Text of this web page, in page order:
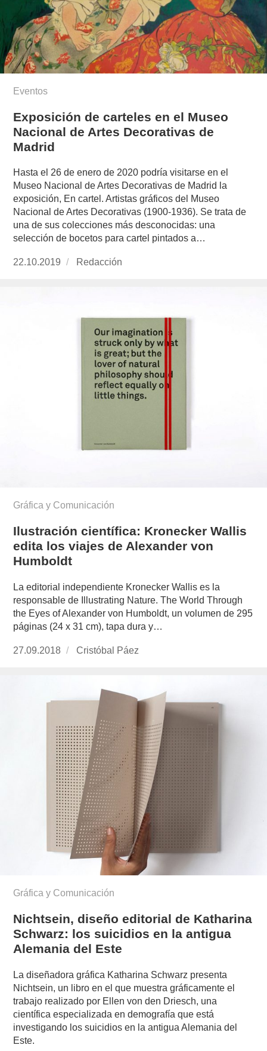
Eventos
Exposición de carteles en el Museo
Nacional de Artes Decorativas de
Madrid
Hasta el 26 de enero de 2020 podría visitarse en el
Museo Nacional de Artes Decorativas de Madrid la
exposición, En cartel. Artistas gráficos del Museo
Nacional de Artes Decorativas (1900-1936). Se trata de
una de sus colecciones más desconocidas: una
selección de bocetos para cartel pintados a…
Publicado
22.10.2019 https://www.experimenta.es/author/redaccion/
Redacción
Gráfica y Comunicación
Ilustración científica: Kronecker Wallis
edita los viajes de Alexander von
Humboldt
La editorial independiente Kronecker Wallis es la
responsable de Illustrating Nature. The World Through
the Eyes of Alexander von Humboldt, un volumen de 295
páginas (24 x 31 cm), tapa dura y…
Publicado
27.09.2018
https://www.experimenta.es/author/cristobal-
Cristóbal Páez
Gráfica y Comunicación
Nichtsein, diseño editorial de Katharina
Schwarz: los suicidios en la antigua
Alemania del Este
La diseñadora gráfica Katharina Schwarz presenta
Nichtsein, un libro en el que muestra gráficamente el
trabajo realizado por Ellen von den Driesch, una
científica especializada en demografía que está
investigando los suicidios en la antigua Alemania del
Este.